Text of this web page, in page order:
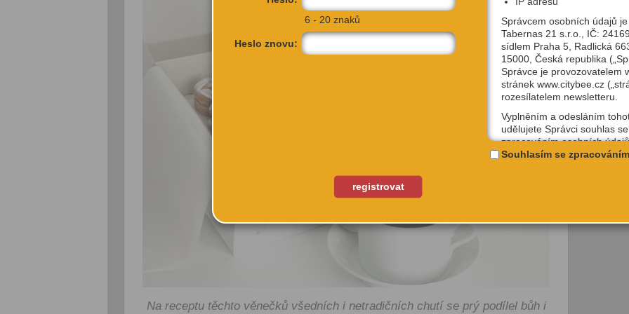
Na receptu těchto věnečků všedních i netradičních chutí se prý podílel bůh i
6 - 20 znaků
Heslo znovu:
registrovat
Správcem osobních údajů
Tabernas 21 s.r.o., IČ:
sídlem Praha 5, Radlická
15000, Česká republika
Správce je provozovatelem
stránek www.citybee.cz
rozesílatelem newsletteru.
Vyplněním a odesláním
udělujete Správci souhlas se
zpracováním osobních
uživatelské jméno, email, IP
na webu www.citybee.cz.
své firmě“ udělujete souhlas
Souhlasím se